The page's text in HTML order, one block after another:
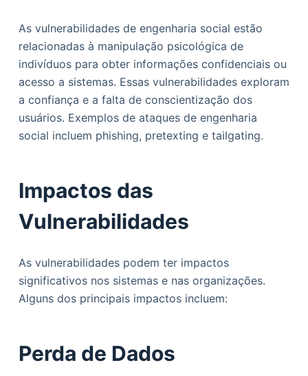
As vulnerabilidades de engenharia social estão
relacionadas à manipulação psicológica de
indivíduos para obter informações confidenciais ou
acesso a sistemas. Essas vulnerabilidades exploram
a confiança e a falta de conscientização dos
usuários. Exemplos de ataques de engenharia
social incluem phishing, pretexting e tailgating.
Impactos das
Vulnerabilidades
As vulnerabilidades podem ter impactos
significativos nos sistemas e nas organizações.
Alguns dos principais impactos incluem:
Perda de Dados